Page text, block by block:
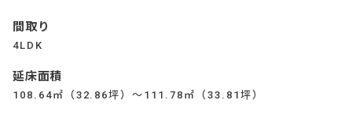
間取り
4LDK
延床面積
108.64㎡（32.86坪）～111.78㎡（33.81坪）